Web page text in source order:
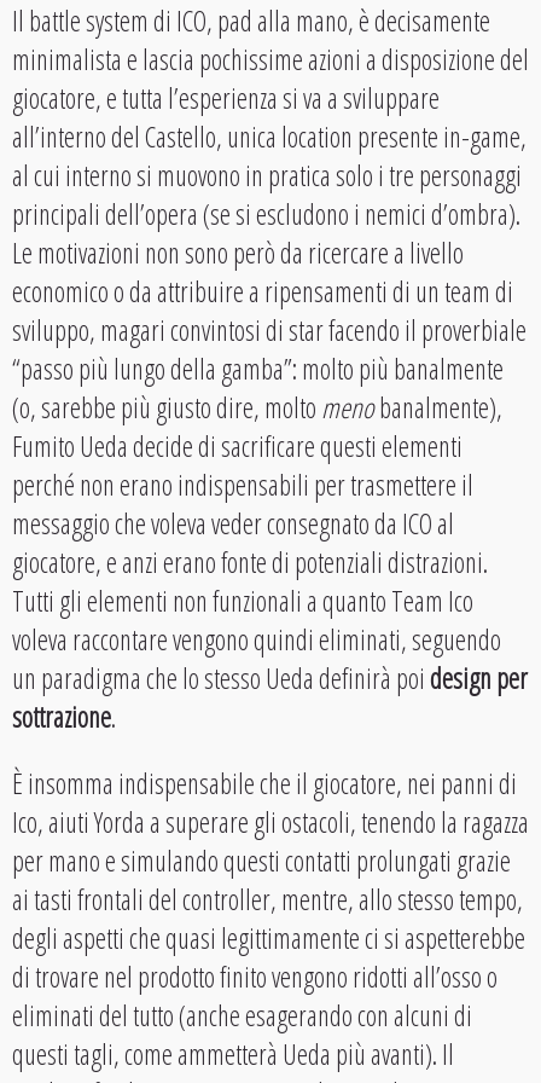
Il battle system di ICO, pad alla mano, è decisamente
minimalista e lascia pochissime azioni a disposizione del
giocatore, e tutta l’esperienza si va a sviluppare
all’interno del Castello, unica location presente in-game,
al cui interno si muovono in pratica solo i tre personaggi
principali dell’opera (se si escludono i nemici d’ombra).
Le motivazioni non sono però da ricercare a livello
economico o da attribuire a ripensamenti di un team di
sviluppo, magari convintosi di star facendo il proverbiale
“passo più lungo della gamba”: molto più banalmente
(o, sarebbe più giusto dire, moltomenobanalmente),
Fumito Ueda decide di sacrificare questi elementi
perché non erano indispensabili per trasmettere il
messaggio che voleva veder consegnato da ICO al
giocatore, e anzi erano fonte di potenziali distrazioni.
Tutti gli elementi non funzionali a quanto Team Ico
voleva raccontare vengono quindi eliminati, seguendo
un paradigma che lo stesso Ueda definirà poidesign per
sottrazione.
È insomma indispensabile che il giocatore, nei panni di
Ico, aiuti Yorda a superare gli ostacoli, tenendo la ragazza
per mano e simulando questi contatti prolungati grazie
ai tasti frontali del controller, mentre, allo stesso tempo,
degli aspetti che quasi legittimamente ci si aspetterebbe
di trovare nel prodotto finito vengono ridotti all’osso o
eliminati del tutto (anche esagerando con alcuni di
questi tagli, come ammetterà Ueda più avanti). Il